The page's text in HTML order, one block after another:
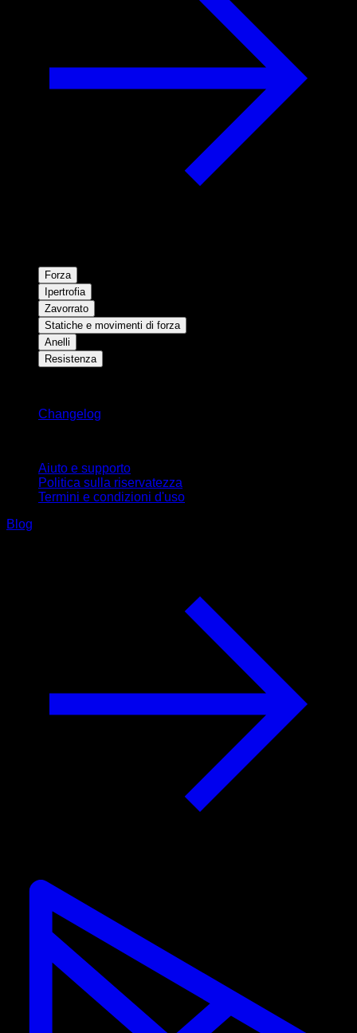
Forza
Ipertrofia
Zavorrato
Statiche e movimenti di forza
Anelli
Resistenza
Changelog
Aiuto e supporto
Politica sulla riservatezza
Termini e condizioni d'uso
Blog